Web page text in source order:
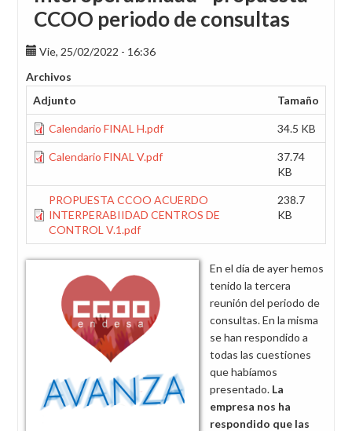
CCOO periodo de consultas
Vie, 25/02/2022 - 16:36
Archivos
Adjunto
Tamaño
Calendario FINAL H.pdf 34.5 KB
Calendario FINAL V.pdf
37.74
KB
PROPUESTA CCOO ACUERDO
INTERPERABIIDAD CENTROS DE
CONTROL V.1.pdf
238.7
KB
En el día de ayer hemos
tenido la tercera
reunión del periodo de
consultas. En la misma
se han respondido a
todas las cuestiones
que habíamos
presentado. La
empresa nos ha
respondido que las